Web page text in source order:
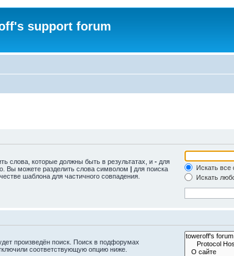
support forum
слова, которые должны быть в результатах, и - для
Вы можете разделить слова символом | для поиска
шаблона для частичного совпадения.
Искать все
Искать
произведён поиск. Поиск в подфорумах
соответствующую опцию ниже.